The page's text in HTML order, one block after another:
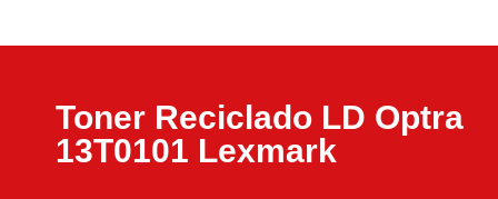
Toner Reciclado LD Optra
13T0101 Lexmark